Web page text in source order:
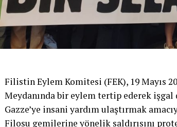
Filistin Eylem Komitesi (FEK), 19 Mayıs
Meydanında bir eylem tertip ederek işgal
Gazze’ye insani yardım ulaştırmak
Filosu gemilerine yönelik saldırısını